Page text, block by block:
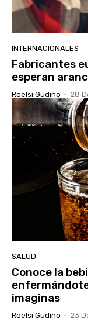
INTERNACIONALES
Fabricantes
esperan
Roelsi Gudiño - 28
SALUD
Conoce la
imaginas
Roelsi Gudiño - 23